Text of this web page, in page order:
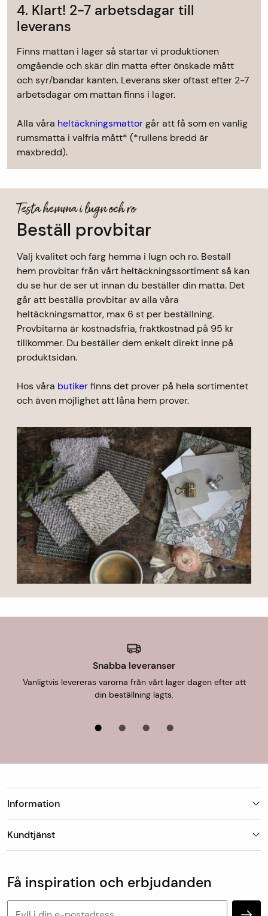
4. Klart! 2-7 arbetsdagar till
leverans
Finns mattan i lager så startar vi produktionen
omgående och skär din matta efter önskade mått
och syr/bandar kanten. Leverans sker oftast efter 2-7
arbetsdagar om mattan finns i lager.
Alla våra heltäckningsmattorgår att få som en vanlig
rumsmatta i valfria mått* (*rullens bredd är
maxbredd).
Testa hemma i lugn och ro
Beställ provbitar
Välj kvalitet och färg hemma i lugn och ro. Beställ
hem provbitar från vårt heltäckningssortiment så kan
du se hur de ser ut innan du beställer din matta. Det
går att beställa provbitar av alla våra
heltäckningsmattor, max 6 st per beställning.
Provbitarna är kostnadsfria, fraktkostnad på 95 kr
tillkommer. Du beställer dem enkelt direkt inne på
produktsidan.
Hos våra butikerfinns det prover på hela sortimentet
och även möjlighet att låna hem prover.
Snabba leveranser
Vanligtvis levereras varorna från vårt lager dagen efter att
din beställning lagts.
Information
Om Matt-Tema
Vanliga frågor
Kundtjänst
Köp & leveransvillkor
Retur & reklamation
Få inspiration och erbjudanden